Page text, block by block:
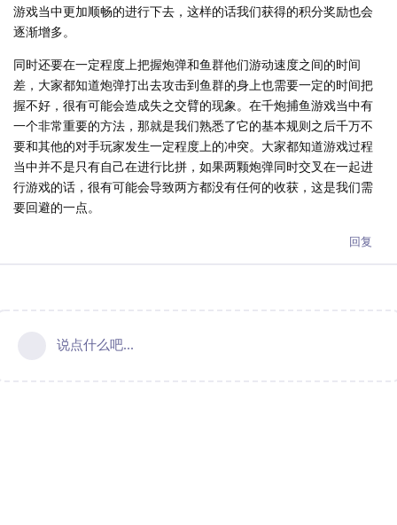
游戏当中更加顺畅的进行下去，这样的话我们获得的积分奖励也会
逐渐增多。
同时还要在一定程度上把握炮弹和鱼群他们游动速度之间的时间
差，大家都知道炮弹打出去攻击到鱼群的身上也需要一定的时间把
握不好，很有可能会造成失之交臂的现象。在千炮捕鱼游戏当中有
一个非常重要的方法，那就是我们熟悉了它的基本规则之后千万不
要和其他的对手玩家发生一定程度上的冲突。大家都知道游戏过程
当中并不是只有自己在进行比拼，如果两颗炮弹同时交叉在一起进
行游戏的话，很有可能会导致两方都没有任何的收获，这是我们需
要回避的一点。
回复
说点什么吧...